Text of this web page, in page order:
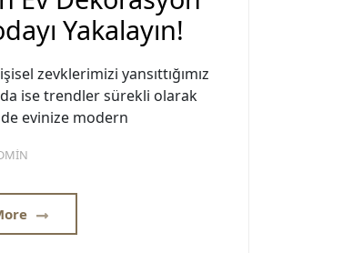
Yakalayın!
zevklerimizi yansıttığımız
ise trendler sürekli olarak
evinize modern